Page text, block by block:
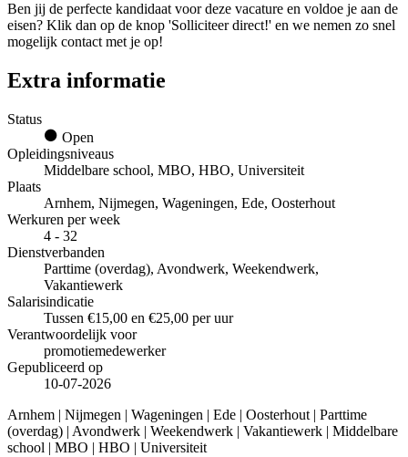
Ben jij de perfecte kandidaat voor deze vacature en voldoe je aan de
eisen? Klik dan op de knop 'Solliciteer direct!' en we nemen zo snel
mogelijk contact met je op!
Extra informatie
Status
Open
Opleidingsniveaus
Middelbare school, MBO, HBO, Universiteit
Plaats
Arnhem, Nijmegen, Wageningen, Ede, Oosterhout
Werkuren per week
4 - 32
Dienstverbanden
Parttime (overdag), Avondwerk, Weekendwerk,
Vakantiewerk
Salarisindicatie
Tussen €15,00 en €25,00 per uur
Verantwoordelijk voor
promotiemedewerker
Gepubliceerd op
10-07-2026
Arnhem | Nijmegen | Wageningen | Ede | Oosterhout | Parttime
(overdag) | Avondwerk | Weekendwerk | Vakantiewerk | Middelbare
school | MBO | HBO | Universiteit